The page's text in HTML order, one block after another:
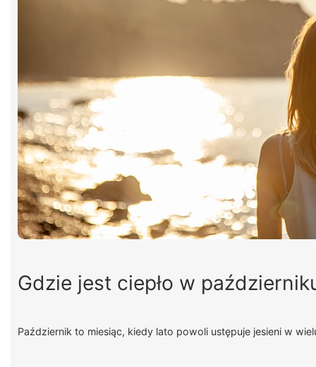
Gdzie jest ciepło w
Październik to miesiąc, kiedy lato powoli ustępuje jesieni w